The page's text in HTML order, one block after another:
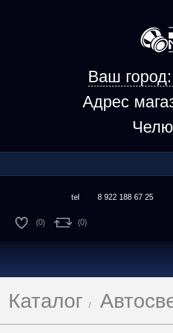
Ваш
Адрес
8 922 188 67 25
(0) (0)
Каталог